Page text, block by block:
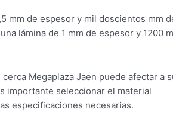
mm de espesor y mil doscientos mm
lámina de 1 mm de espesor y 1200
Megaplaza Jaen puede afectar a
importante seleccionar el material
especificaciones necesarias.